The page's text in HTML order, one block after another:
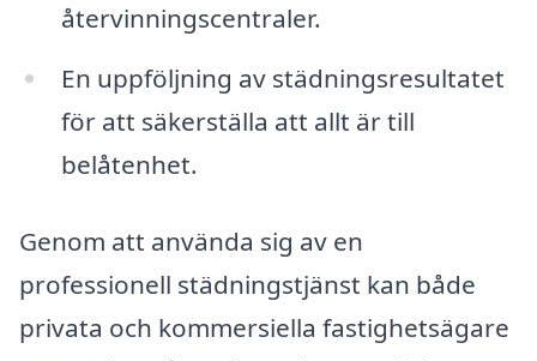
återvinningscentraler.
En uppföljning av städningsresultatet
för att säkerställa att allt är till
belåtenhet.
Genom att använda sig av en
professionell städningstjänst kan både
privata och kommersiella fastighetsägare